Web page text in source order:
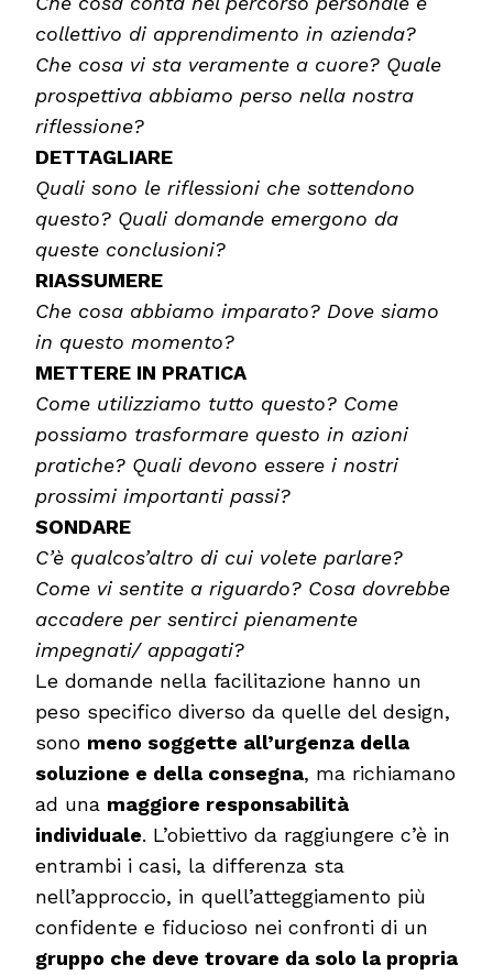
collettivo di apprendimento in azienda?
Che cosa vi sta veramente a cuore? Quale
prospettiva abbiamo perso nella nostra
riflessione?
DETTAGLIARE
Quali sono le riflessioni che sottendono
questo? Quali domande emergono da
queste conclusioni?
RIASSUMERE
Che cosa abbiamo imparato? Dove siamo
in questo momento?
METTERE IN PRATICA
Come utilizziamo tutto questo? Come
possiamo trasformare questo in azioni
pratiche? Quali devono essere i nostri
prossimi importanti passi?
SONDARE
C’è qualcos’altro di cui volete parlare?
Come vi sentite a riguardo? Cosa dovrebbe
accadere per sentirci pienamente
impegnati/ appagati?
Le domande nella facilitazione hanno un
peso specifico diverso da quelle del design,
sono meno soggette all’urgenza della
soluzione e della consegna, ma richiamano
ad una maggiore responsabilità
individuale. L’obiettivo da raggiungere c’è in
entrambi i casi, la differenza sta
nell’approccio, in quell’atteggiamento più
confidente e fiducioso nei confronti di un
gruppo che deve trovare da solo la propria